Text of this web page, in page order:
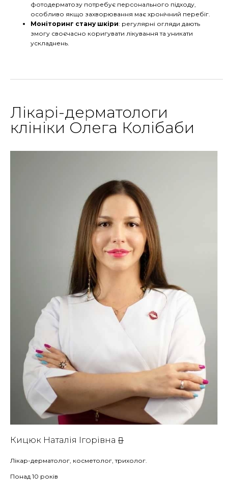
фотодерматозу потребує персонального підходу,
особливо якщо захворювання має хронічний перебіг.
Моніторинг стану шкіри: регулярні огляди дають
змогу своєчасно коригувати лікування та уникати
ускладнень.
Лікарі-дерматологи
клініки Олега Колібаби
Кицюк Наталія Ігорівна
Лікар-дерматолог, косметолог, трихолог.
Понад 10 років